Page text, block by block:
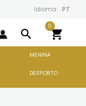
Idioma: PT
search 
0
MENINA
DESPORTO